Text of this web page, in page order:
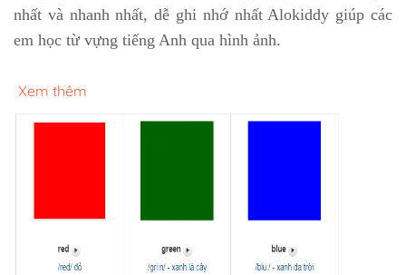
nhất và nhanh nhất, dễ ghi nhớ nhất Alokiddy giúp các
em học từ vựng tiếng Anh qua hình ảnh.
Xem thêm